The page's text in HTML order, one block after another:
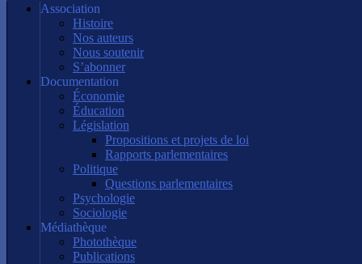
Association
Histoire
Nos auteurs
Nous soutenir
S’abonner
Documentation
Économie
Éducation
Législation
Propositions et projets de loi
Rapports parlementaires
Politique
Questions parlementaires
Psychologie
Sociologie
Médiathèque
Photothèque
Publications